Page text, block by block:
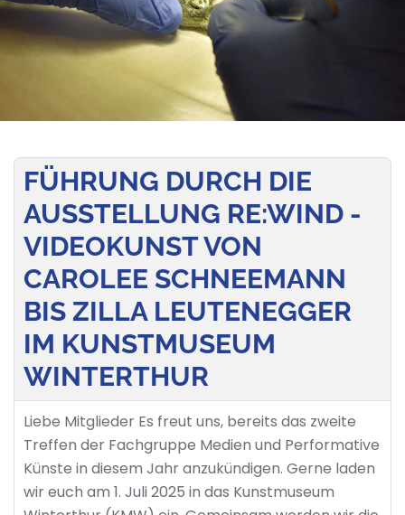
FÜHRUNG DURCH DIE
AUSSTELLUNG RE:WIND -
VIDEOKUNST VON
CAROLEE SCHNEEMANN
BIS ZILLA LEUTENEGGER
IM KUNSTMUSEUM
WINTERTHUR
Liebe Mitglieder Es freut uns, bereits das zweite
Treffen der Fachgruppe Medien und Performative
Künste in diesem Jahr anzukündigen. Gerne laden
wir euch am 1. Juli 2025 in das Kunstmuseum